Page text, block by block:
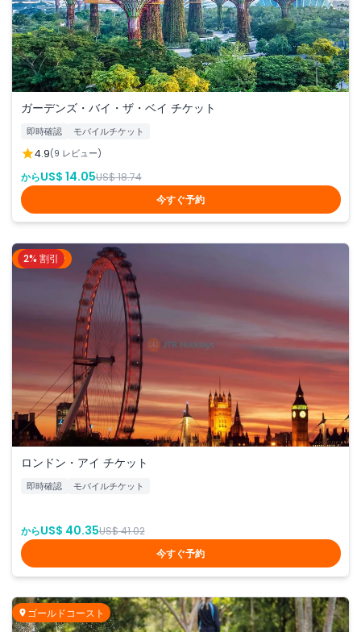
ガーデンズ・バイ・ザ・ベイ チケット
即時確認 モバイルチケット
4.9(9 レビュー)
からUS$ 14.05US$ 18.74
今すぐ予約
ロンドン
2% 割引
ロンドン・アイ チケット
即時確認 モバイルチケット
からUS$ 40.35US$ 41.02
今すぐ予約
ゴールドコースト